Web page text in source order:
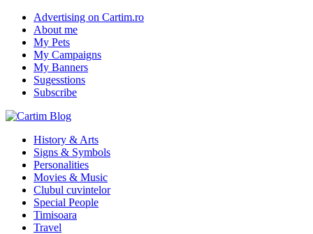
Advertising on Cartim.ro
About me
My Pets
My Campaigns
My Banners
Sugesstions
Subscribe
History & Arts
Signs & Symbols
Personalities
Movies & Music
Clubul cuvintelor
Special People
Timisoara
Travel